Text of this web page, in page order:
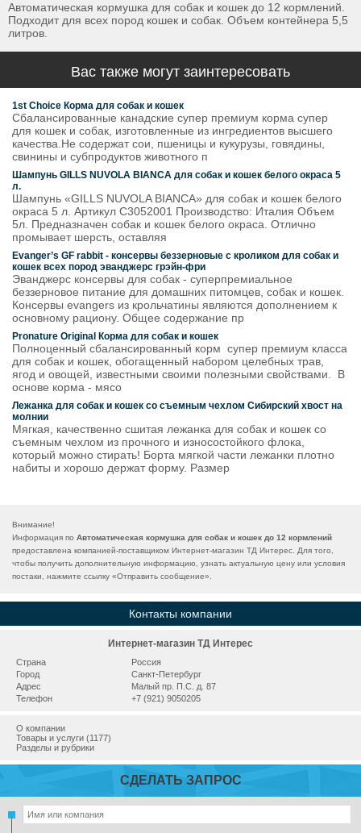
Автоматическая кормушка для собак и кошек до 12 кормлений.
Подходит для всех пород кошек и собак. Объем контейнера 5,5
литров.
Вас также могут заинтересовать
1st Choice Корма для собак и кошек
Сбалансированные канадские супер премиум корма супер
для кошек и собак, изготовленные из ингредиентов высшего
качества.Не содержат сои, пшеницы и кукурузы, говядины,
свинины и субпродуктов животного п
Шампунь GILLS NUVOLA BIANCA для собак и кошек белого окраса 5
л.
Шампунь «GILLS NUVOLA BIANCA» для собак и кошек белого
окраса 5 л. Артикул C3052001 Производство: Италия Объем
5л. Предназначен собак и кошек белого окраса. Отлично
промывает шерсть, оставляя
Evanger’s GF rabbit - консервы беззерновые с кроликом для собак и
кошек всех пород эванджерс грэйн-фри
Эванджерс консервы для собак - суперпремиальное
беззерновое питание для домашних питомцев, собак и кошек.
Консервы evangers из крольчатины являются дополнением к
основному рациону. Общее содержание пр
Pronature Original Корма для собак и кошек
Полноценный сбалансированный корм супер премиум класса
для собак и кошек, обогащенный набором целебных трав,
ягод и овощей, известными своими полезными свойствами. В
основе корма - мясо
Лежанка для собак и кошек со съемным чехлом Сибирский хвост на
молнии
Мягкая, качественно сшитая лежанка для собак и кошек со
съемным чехлом из прочного и износостойкого флока,
который можно стирать! Борта мягкой части лежанки плотно
набиты и хорошо держат форму. Размер
Внимание!
Информация по Автоматическая кормушка для собак и кошек до 12 кормлений
предоставлена компанией-поставщиком Интернет-магазин ТД Интерес. Для того,
чтобы получить дополнительную информацию, узнать актуальную цену или условия
постаки, нажмите ссылку «Отправить сообщение».
Контакты компании
Интернет-магазин ТД Интерес
Страна
Россия
Город
Санкт-Петербург
Адрес
Малый пр. П.С. д. 87
Телефон
+7 (921) 9050205
О компании
Товары и услуги (1177)
Разделы и рубрики
СДЕЛАТЬ ЗАПРОС